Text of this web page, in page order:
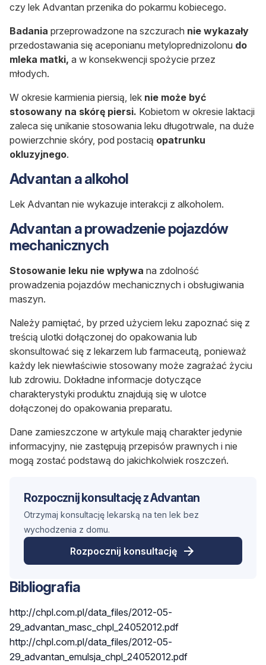
czy lek Advantan przenika do pokarmu kobiecego.
Badania przeprowadzone na szczurach nie wykazały
przedostawania się aceponianu metyloprednizolonu do
mleka matki, a w konsekwencji spożycie przez
młodych.
W okresie karmienia piersią, lek nie może być
stosowany na skórę piersi. Kobietom w okresie laktacji
zaleca się unikanie stosowania leku długotrwale, na duże
powierzchnie skóry, pod postacią opatrunku
okluzyjnego.
Advantan a alkohol
Lek Advantan nie wykazuje interakcji z alkoholem.
Advantan a prowadzenie pojazdów
mechanicznych
Stosowanie leku nie wpływa na zdolność
prowadzenia pojazdów mechanicznych i obsługiwania
maszyn.
Należy pamiętać, by przed użyciem leku zapoznać się z
treścią ulotki dołączonej do opakowania lub
skonsultować się z lekarzem lub farmaceutą, ponieważ
każdy lek niewłaściwie stosowany może zagrażać życiu
lub zdrowiu. Dokładne informacje dotyczące
charakterystyki produktu znajdują się w ulotce
dołączonej do opakowania preparatu.
Dane zamieszczone w artykule mają charakter jedynie
informacyjny, nie zastępują przepisów prawnych i nie
mogą zostać podstawą do jakichkolwiek roszczeń.
Rozpocznij konsultację z Advantan
Otrzymaj konsultację lekarską na ten lek bez
wychodzenia z domu.
Rozpocznij konsultację
Bibliografia
http://chpl.com.pl/data_files/2012-05-
29_advantan_masc_chpl_24052012.pdf
http://chpl.com.pl/data_files/2012-05-
29_advantan_emulsja_chpl_24052012.pdf